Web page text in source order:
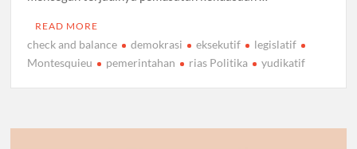
READ MORE
check and balance demokrasi eksekutif
legislatif
Montesquieu
pemerintahan rias Politika yudikatif